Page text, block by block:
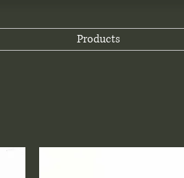
Products